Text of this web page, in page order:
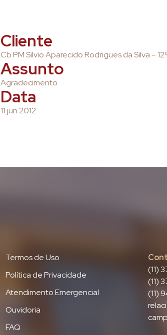
Cliente
Cb PM Silvio Aparecido Rodrigues da Silva –
Assunto
Agradecimento
Data
11 jun 2012
Termos de Uso
Política de Privacidade
Atendimento Emergencial
Ouvidoria
FAQ
(11)
(11)
(11)